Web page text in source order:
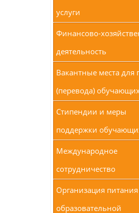
услуги
Финансово-
деятельность
Вакантные места для
(перевода)
Стипендии и меры
поддержки
Международное
сотрудничество
Организация
образовательной